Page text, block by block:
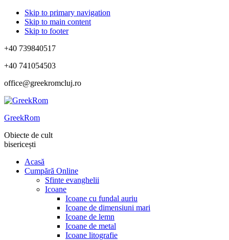
Skip to primary navigation
Skip to main content
Skip to footer
+40 739840517
+40 741054503
office@greekromcluj.ro
GreekRom
Obiecte de cult
bisericești
Acasă
Cumpără Online
Sfinte evanghelii
Icoane
Icoane cu fundal auriu
Icoane de dimensiuni mari
Icoane de lemn
Icoane de metal
Icoane litografie